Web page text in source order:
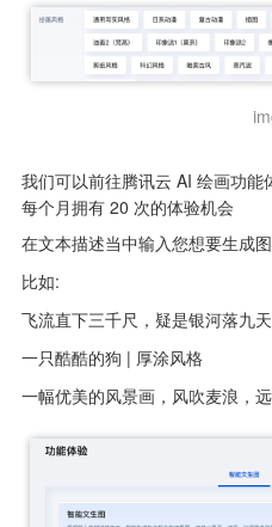
我们可以前往腾讯云 AI 绘画功能
每个月拥有 20 次的体验机会
在文本描述当中输入您想要生成
比如:
飞流直下三千尺，疑是银河落九
一只酷酷的狗 | 厚涂风格
一幅优美的风景画，风吹麦浪，